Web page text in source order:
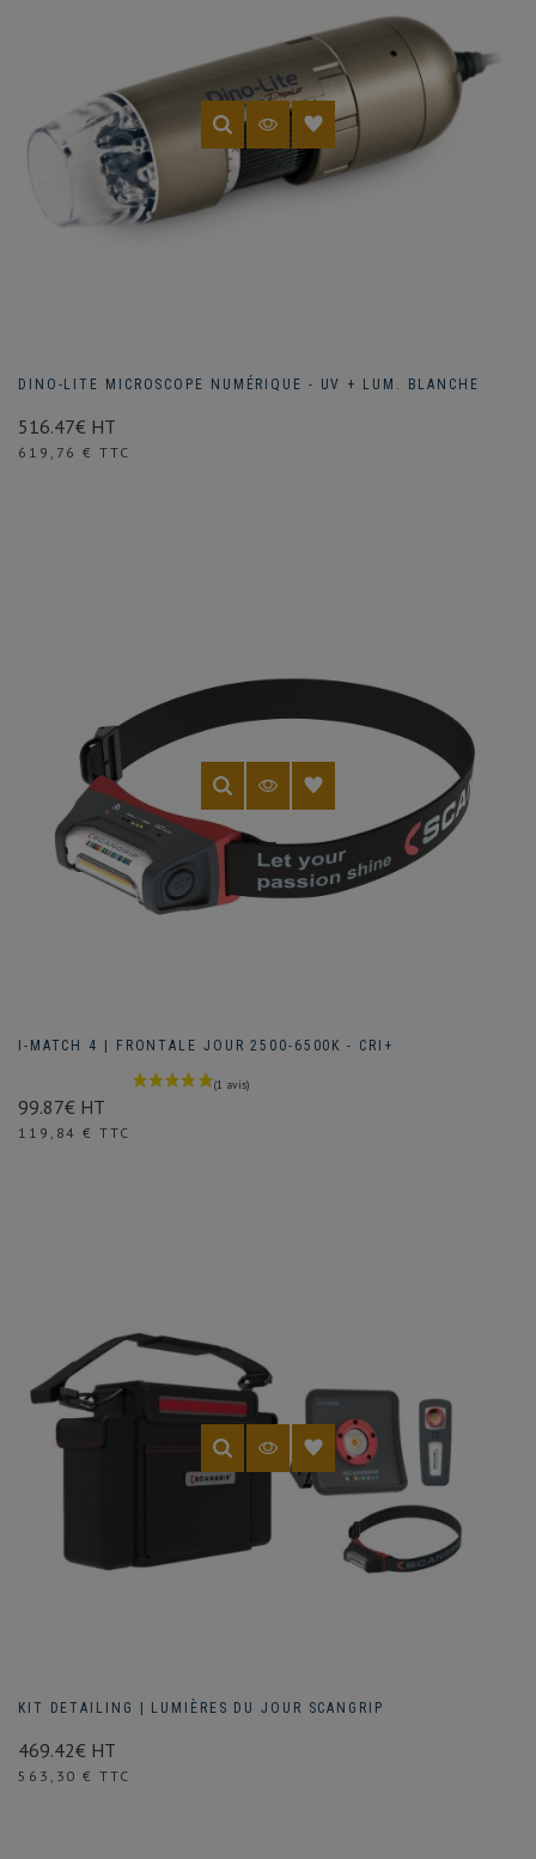
DINO-LITE MICROSCOPE NUMÉRIQUE - UV + LUM. BLANCHE
516.47€ HT
Prix
619,76 € TTC
I-MATCH 4 | FRONTALE JOUR 2500-6500K - CRI+
99.87€ HT
Prix
119,84 € TTC
KIT DETAILING | LUMIÈRES DU JOUR SCANGRIP
469.42€ HT
Prix
563,30 € TTC